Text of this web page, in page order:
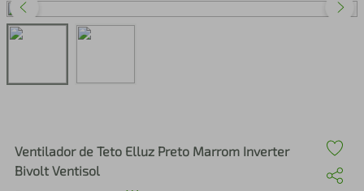
Ventilador de Teto Elluz Preto Marrom Inverter
Bivolt Ventisol
perfume